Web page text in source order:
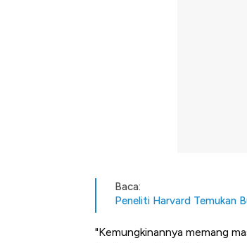
Baca:
Peneliti Harvard Temukan
"Kemungkinannya memang